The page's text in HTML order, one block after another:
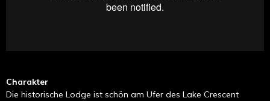
Charakter
Die historische Lodge ist schön am Ufer des Lake Crescent